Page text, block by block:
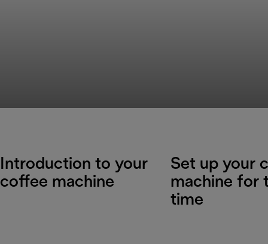
Introduction to your
coffee machine
Set up your
machine for
time